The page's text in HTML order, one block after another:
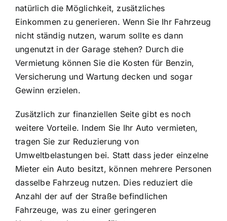
natürlich die Möglichkeit, zusätzliches
Einkommen zu generieren. Wenn Sie Ihr Fahrzeug
nicht ständig nutzen, warum sollte es dann
ungenutzt in der Garage stehen? Durch die
Vermietung können Siedie Kosten für Benzin,
Versicherung und Wartung decken und sogar
Gewinn erzielen.
Zusätzlich zur finanziellen Seite gibt es noch
weitere Vorteile. Indem Sie Ihr Auto vermieten,
tragen Sie zur Reduzierung von
Umweltbelastungen bei. Statt dass jeder einzelne
Mieter ein Auto besitzt, können mehrere Personen
dasselbe Fahrzeug nutzen. Dies reduziert die
Anzahl der auf der Straße befindlichen
Fahrzeuge, was zu einer geringeren